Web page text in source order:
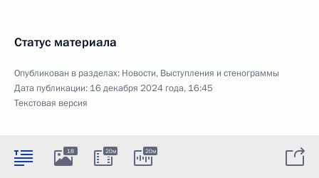
Статус материала
Опубликован в разделах: Новости, Выступления и стенограммы
Дата публикации: 16 декабря 2024 года, 16:45
Текстовая версия
18 20м 20м